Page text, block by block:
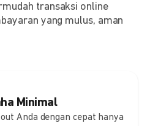
Minimal
Anda dengan cepat hanya
transaksi online
yang mulus, aman